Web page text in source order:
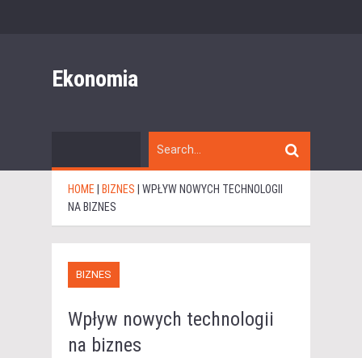
Ekonomia
HOME BIZNES
WPŁYW NOWYCH TECHNOLOGII
NA BIZNES
BIZNES
Wpływ nowych technologii
na biznes